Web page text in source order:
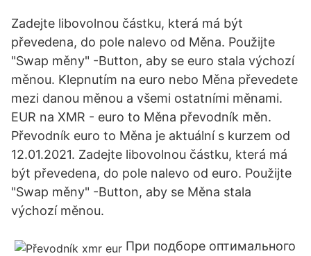
Zadejte libovolnou částku, která má být
převedena, do pole nalevo od Měna. Použijte
"Swap měny" -Button, aby se euro stala výchozí
měnou. Klepnutím na euro nebo Měna převedete
mezi danou měnou a všemi ostatními měnami.
EUR na XMR - euro to Měna převodník měn.
Převodník euro to Měna je aktuální s kurzem od
12.01.2021. Zadejte libovolnou částku, která má
být převedena, do pole nalevo od euro. Použijte
"Swap měny" -Button, aby se Měna stala
výchozí měnou.
При подборе оптимального